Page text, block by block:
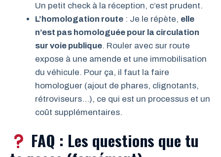
Un petit check à la réception, c’est prudent.
L’homologation route : Je le répète, elle
n’est pas homologuée pour la circulation
sur voie publique. Rouler avec sur route
expose à une amende et une immobilisation
du véhicule. Pour ça, il faut la faire
homologuer (ajout de phares, clignotants,
rétroviseurs…), ce qui est un processus et un
coût supplémentaires.
FAQ : Les questions que tu